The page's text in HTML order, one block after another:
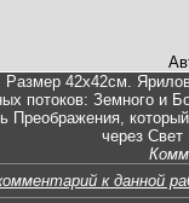
Размер 42х42см.
потоков: Земного и
Преображения,
через
к данной